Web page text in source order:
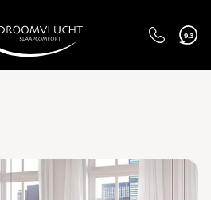
9.3